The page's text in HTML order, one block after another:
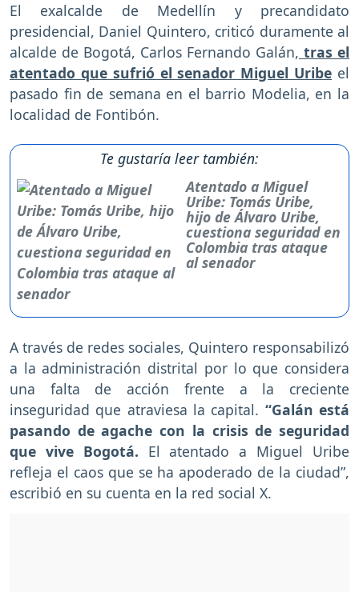
El exalcalde de Medellín y precandidato
presidencial, Daniel Quintero, criticó duramente al
alcalde de Bogotá, Carlos Fernando Galán, tras el
atentado que sufrió el senador Miguel Uribe el
pasado fin de semana en el barrio Modelia, en la
localidad de Fontibón.
Te gustaría leer también:
Atentado a Miguel
Uribe: Tomás Uribe,
hijo de Álvaro Uribe,
cuestiona seguridad en
Colombia tras ataque
al senador
A través de redes sociales, Quintero responsabilizó
a la administración distrital por lo que considera
una falta de acción frente a la creciente
inseguridad que atraviesa la capital. “Galán está
pasando de agache con la crisis de seguridad
que vive Bogotá. El atentado a Miguel Uribe
refleja el caos que se ha apoderado de la ciudad”,
escribió en su cuenta en la red social X.